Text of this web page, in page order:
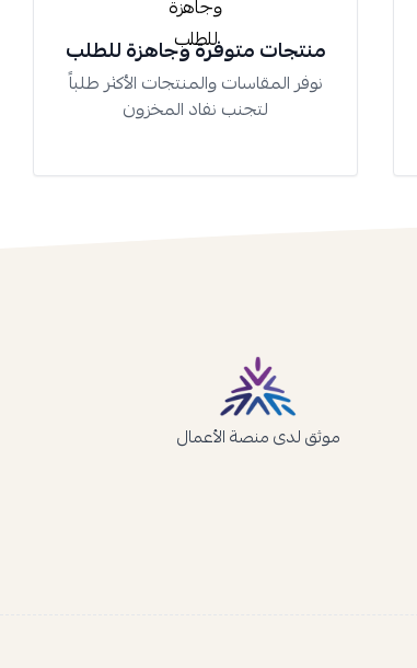
منتجات متوفرة وجاهزة للطلب
نوفر المقاسات والمنتجات الأكثر طلباً
لتجنب نفاد المخزون
موثق لدى منصة الأعمال